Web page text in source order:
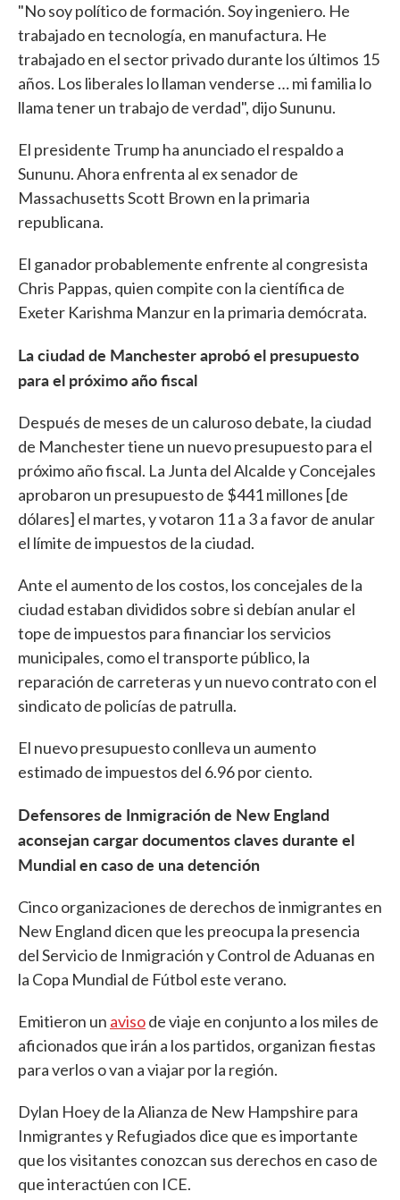
"No soy político de formación. Soy ingeniero. He
trabajado en tecnología, en manufactura. He
trabajado en el sector privado durante los últimos 15
años. Los liberales lo llaman venderse … mi familia lo
llama tener un trabajo de verdad", dijo Sununu.
El presidente Trump ha anunciado el respaldo a
Sununu. Ahora enfrenta al ex senador de
Massachusetts Scott Brown en la primaria
republicana.
El ganador probablemente enfrente al congresista
Chris Pappas, quien compite con la científica de
Exeter Karishma Manzur en la primaria demócrata.
La ciudad de Manchester aprobó el presupuesto
para el próximo año fiscal
Después de meses de un caluroso debate, la ciudad
de Manchester tiene un nuevo presupuesto para el
próximo año fiscal. La Junta del Alcalde y Concejales
aprobaron un presupuesto de $441 millones [de
dólares] el martes, y votaron 11 a 3 a favor de anular
el límite de impuestos de la ciudad.
Ante el aumento de los costos, los concejales de la
ciudad estaban divididos sobre si debían anular el
tope de impuestos para financiar los servicios
municipales, como el transporte público, la
reparación de carreteras y un nuevo contrato con el
sindicato de policías de patrulla.
El nuevo presupuesto conlleva un aumento
estimado de impuestos del 6.96 por ciento.
Defensores de Inmigración de New England
aconsejan cargar documentos claves durante el
Mundial en caso de una detención
Cinco organizaciones de derechos de inmigrantes en
New England dicen que les preocupa la presencia
del Servicio de Inmigración y Control de Aduanas en
la Copa Mundial de Fútbol este verano.
Emitieron un avisode viaje en conjunto a los miles de
aficionados que irán a los partidos, organizan fiestas
para verlos o van a viajar por la región.
Dylan Hoey de la Alianza de New Hampshire para
Inmigrantes y Refugiados dice que es importante
que los visitantes conozcan sus derechos en caso de
que interactúen con ICE.